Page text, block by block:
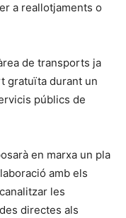
a reallotjaments o
de transports ja
gratuïta durant un
públics de
en marxa un pla
amb els
les
directes als